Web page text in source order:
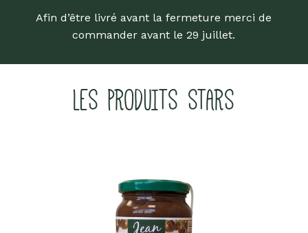
Afin d’être livré avant la fermeture merci de
commander avant le 29 juillet.
LES PRODUITS STARS